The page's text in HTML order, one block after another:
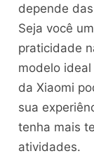
depende
Seja você
praticidade
modelo
da Xiaomi
sua
tenha mais
atividades.